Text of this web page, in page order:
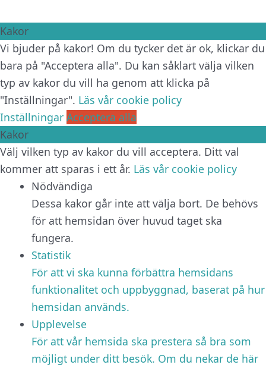
Kakor
Vi bjuder på kakor! Om du tycker det är ok, klickar du
bara på "Acceptera alla". Du kan såklart välja vilken
typ av kakor du vill ha genom att klicka på
"Inställningar". Läs vår cookie policy
Inställningar Acceptera alla
Kakor
Välj vilken typ av kakor du vill acceptera. Ditt val
kommer att sparas i ett år. Läs vår cookie policy
Nödvändiga
Dessa kakor går inte att välja bort. De behövs
för att hemsidan över huvud taget ska
fungera.
Statistik
För att vi ska kunna förbättra hemsidans
funktionalitet och uppbyggnad, baserat på hur
hemsidan används.
Upplevelse
För att vår hemsida ska prestera så bra som
möjligt under ditt besök. Om du nekar de här